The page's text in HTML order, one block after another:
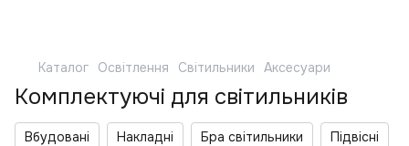
Каталог Освітлення Світильники Аксесуари
Комплектуючі для світильників
Вбудовані Накладні Бра світильники Підвісні